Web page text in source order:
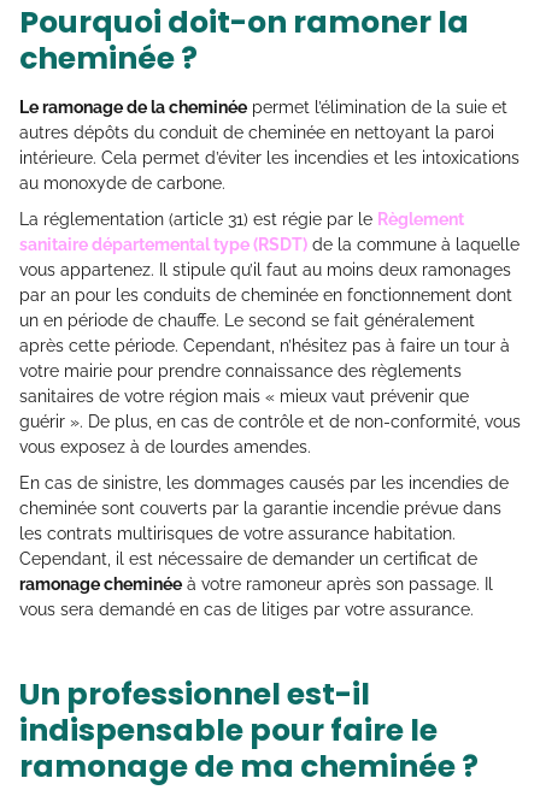
Pourquoi doit-on ramoner la
cheminée ?
Le ramonage de la cheminée permet l’élimination de la suie et
autres dépôts du conduit de cheminée en nettoyant la paroi
intérieure. Cela permet d’éviter les incendies et les intoxications
au monoxyde de carbone.
La réglementation (article 31) est régie par le Règlement
sanitaire départemental type (RSDT) de la commune à laquelle
vous appartenez. Il stipule qu’il faut au moins deux ramonages
par an pour les conduits de cheminée en fonctionnement dont
un en période de chauffe. Le second se fait généralement
après cette période. Cependant, n’hésitez pas à faire un tour à
votre mairie pour prendre connaissance des règlements
sanitaires de votre région mais « mieux vaut prévenir que
guérir ». De plus, en cas de contrôle et de non-conformité, vous
vous exposez à de lourdes amendes.
En cas de sinistre, les dommages causés par les incendies de
cheminée sont couverts par la garantie incendie prévue dans
les contrats multirisques de votre assurance habitation.
Cependant, il est nécessaire de demander un certificat de
ramonage cheminée à votre ramoneur après son passage. Il
vous sera demandé en cas de litiges par votre assurance.
Un professionnel est-il
indispensable pour faire le
ramonage de ma cheminée ?